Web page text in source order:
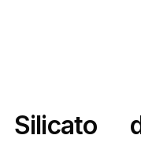
Silicato